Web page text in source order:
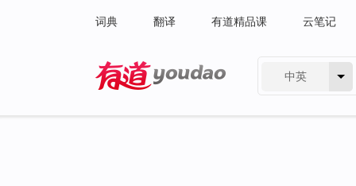
词典 翻译 有道精品课 云笔记
中英